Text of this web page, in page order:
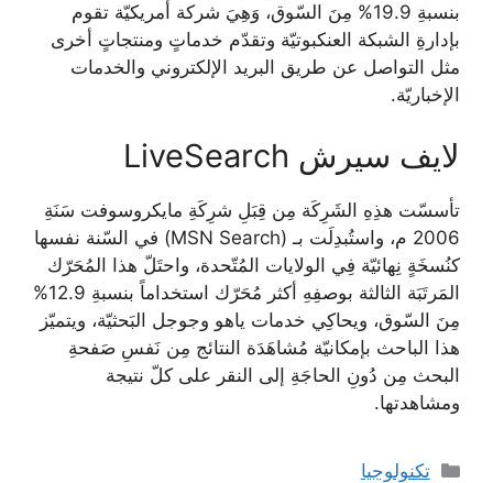
بنسبةِ 19.9% مِنَ السّوق، وَهِيَ شركة أمريكيّة تقوم
بإدارةِ الشبكة العنكبوتيّة وتقدّم خدماتٍ ومنتجاتٍ أخرى
مثل التواصل عن طريق البريد الإلكتروني والخدمات
الإخباريّة.
لايف سيرش LiveSearch
تأسسّت هذِهِ الشَرِكَة مِن قِبَلِ شرِكَةِ مايكروسوفت سَنَةِ
2006 م، واستُبدِلَت بـ (MSN Search) في السّنة نفسها
كنُسخَةٍ نِهائيّة فِي الولايات المُتّحدة، واحتَلّ هذا المُحَرّك
المَرتَبَة الثالثة بوصفِهِ أكثر مُحَرّك استخداماً بنسبةِ 12.9%
مِنَ السّوق، ويحاكِي خدمات ياهو وجوجل البَحثيّة، ويتميّز
هذا الباحث بإمكانيّة مُشاهَدَة النتائج مِن نَفسِ صَفحةِ
البحث مِن دُونِ الحاجَةِ إلى النقر على كلّ نتيجة
ومشاهدتها.
التصنيفات
تكنولوجيا